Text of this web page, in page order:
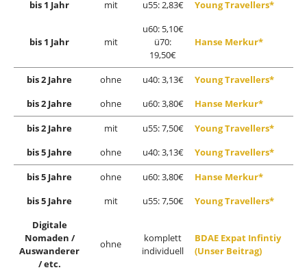
bis 1 Jahr mit u55: 2,83€ Young Travellers*
bis 1 Jahr mit
u60: 5,10€
ü70:
19,50€
Hanse Merkur*
bis 2 Jahre ohne u40: 3,13€
Young Travellers*
bis 2 Jahre
ohne u60: 3,80€
Hanse Merkur*
bis 2 Jahre
mit u55: 7,50€
Young Travellers*
bis 5 Jahre
ohne u40: 3,13€
Young Travellers*
bis 5 Jahre
ohne u60: 3,80€
Hanse Merkur*
bis 5 Jahre
mit u55: 7,50€
Young Travellers*
Digitale
Nomaden /
Auswanderer
/ etc.
ohne
komplett
individuell
BDAE Expat Infintiy
(Unser Beitrag)